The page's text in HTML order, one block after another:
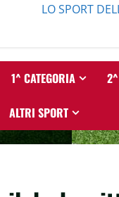
LO SPORT
1^ CATEGORIA
ALTRI SPORT